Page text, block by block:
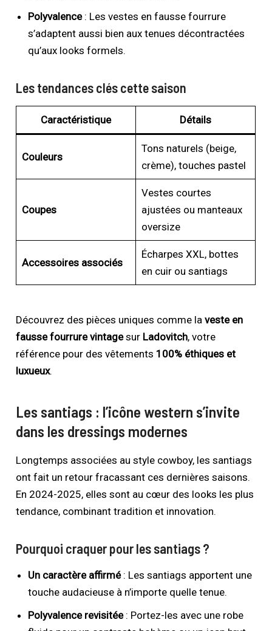
Polyvalence: Les vestes en fausse fourrure
s’adaptent aussi bien aux tenues décontractées
qu’aux looks formels.
Les tendances clés cette saison
Caractéristique Détails
Couleurs
Tons naturels (beige,
crème), touches pastel
Coupes
Vestes courtes
ajustées ou manteaux
oversize
Accessoires associés
Écharpes XXL, bottes
en cuir ou santiags
Découvrez des pièces uniques comme laveste en
fausse fourrure vintagesur Ladovitch, votre
référence pour des vêtements 100% éthiques et
luxueux.
Les santiags : l’icône western s’invite
dans les dressings modernes
Longtemps associées au style cowboy, les santiags
ont fait un retour fracassant ces dernières saisons.
En 2024-2025, elles sont au cœur des looks les plus
tendance, combinant tradition et innovation.
Pourquoi craquer pour les santiags ?
Un caractère affirmé: Les santiags apportent une
touche audacieuse à n’importe quelle tenue.
Polyvalence revisitée: Portez-les avec une robe